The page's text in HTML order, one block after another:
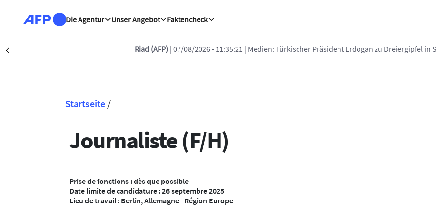
Die Agentur
Unser Angebot Faktencheck
Türkischer Präsident Erdogan zu Dreiergipfel in Saudi-Arabien eingetroffen
Pfadnavigation
Startseite /
Journaliste (F/H)
Prise de fonctions : dès que possible
Date limite de candidature : 26 septembre 2025
Lieu de travail : Berlin, Allemagne- Région Europe